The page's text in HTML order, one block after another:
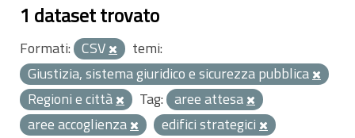
1 dataset trovato
Formati: CSV
temi:
Giustizia, sistema giuridico e sicurezza pubblica
Regioni e città
Tag: aree attesa
aree accoglienza
edifici strategici